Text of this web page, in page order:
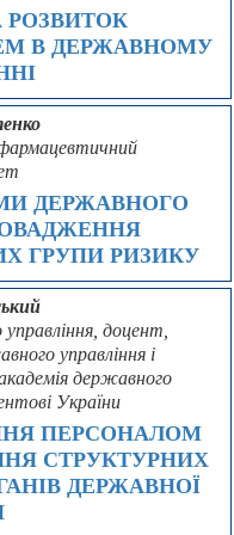
В ДЕРЖАВНОМУ
ДЕРЖАВНОГО
ГРУПИ РИЗИКУ
доцент,
управління і
державного
України
ПЕРСОНАЛОМ
СТРУКТУРНИХ
ДЕРЖАВНОЇ